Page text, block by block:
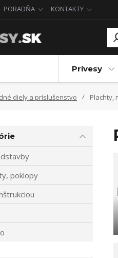
PORADŇA KONTAKTY
Prívesy
diely a príslušenstvo Plachty,
poklopy